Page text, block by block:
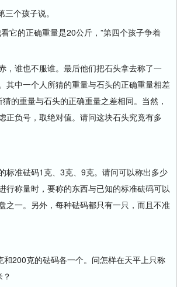
三个孩子说。
它的正确重量是20公斤，”第四个孩子争着
，谁也不服谁。最后他们把石头拿去称了一
其中一个人所猜的重量与石头的正确重量相差
的重量与石头的正确重量之差相同。当然，
正负号，取绝对值。请问这块石头究竟有多
标准砝码1克、3克、9克。请问可以称出多少
行称量时，要称的东西与已知的标准砝码可以
之一。另外，每种砝码都只有一只，而且不准
和200克的砝码各一个。问怎样在天平上只称